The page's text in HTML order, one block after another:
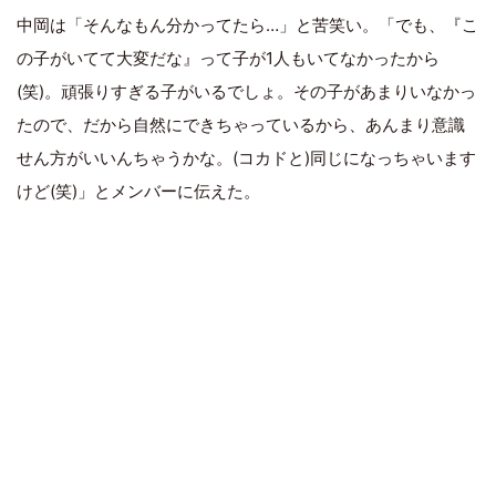
中岡は「そんなもん分かってたら…」と苦笑い。「でも、『こ
の子がいてて大変だな』って子が1人もいてなかったから
(笑)。頑張りすぎる子がいるでしょ。その子があまりいなかっ
たので、だから自然にできちゃっているから、あんまり意識
せん方がいいんちゃうかな。(コカドと)同じになっちゃいます
けど(笑)」とメンバーに伝えた。